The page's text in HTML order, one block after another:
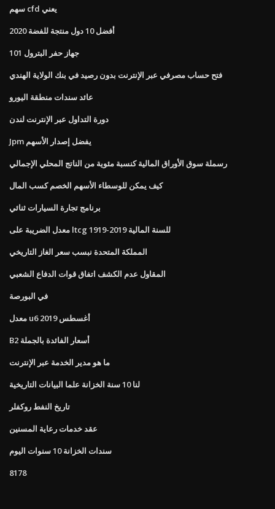
سهم cfd يعني
أفضل 10 دول منتجة للفضة 2020
جهاز حفر البترول 101
فتح حساب مصرفي عبر الإنترنت بدون رصيد في بنك الولاية الهندي
عائد سندات منطقة اليورو
دورة التداول عبر الإنترنت لندن
Jpm يفضل إصدار الأسهم
رسملة سوق الأوراق المالية كنسبة مئوية من الناتج المحلي الإجمالي
كيف يمكن للوسطاء الأسهم الخصم كسب المال
برنامج تجارة السيارات ثنائي
معدل الضريبة على ltcg للسنة المالية 2019-1919
المملكة المتحدة نبسب سعر الغاز التاريخي
المقاول عدم الكشف اتفاق قوات الدفاع الشعبي
في البورصة
معدل u6 أغسطس 2019
B2 أسعار الفائدة بالجملة
ما هو مدير الخدمة عبر الإنترنت
لنا 10 سنة الخزانة علما البيانات التاريخية
تاريخ النفط روكفلر
عقد خدمات رعاية المسنين
سندات الخزانة 10 سنوات اليوم
8178